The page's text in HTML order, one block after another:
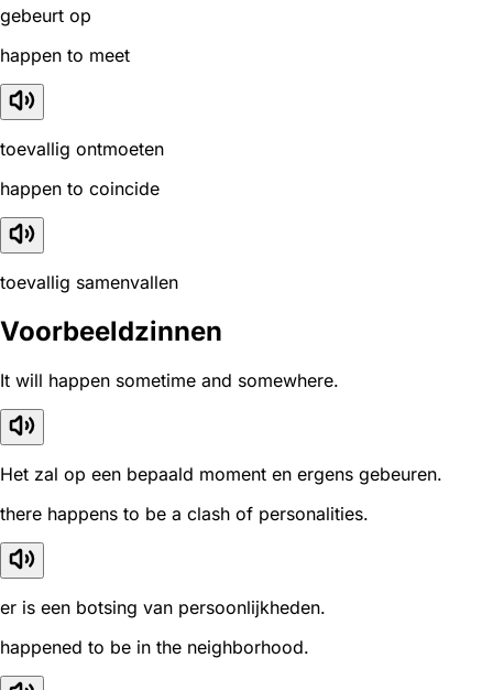
gebeurt op
happen to meet
toevallig ontmoeten
happen to coincide
toevallig samenvallen
Voorbeeldzinnen
It will happen sometime and somewhere.
Het zal op een bepaald moment en ergens gebeuren.
there happens to be a clash of personalities.
er is een botsing van persoonlijkheden.
happened to be in the neighborhood.